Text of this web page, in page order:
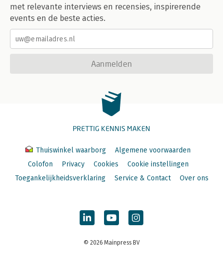
met relevante interviews en recensies, inspirerende
events en de beste acties.
Aanmelden
PRETTIG KENNIS MAKEN
Thuiswinkel waarborg
Algemene voorwaarden
Colofon
Privacy Cookies
Cookie instellingen
Toegankelijkheidsverklaring
Service & Contact Over ons
© 2026 Mainpress BV